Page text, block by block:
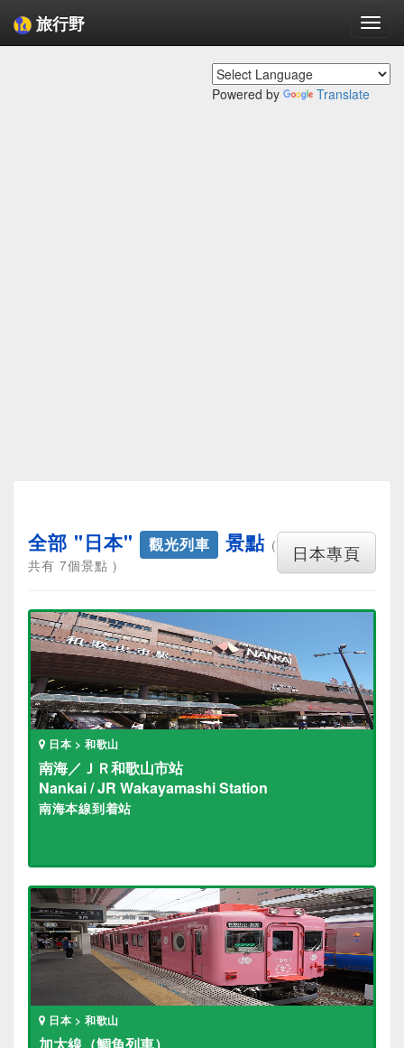
旅行野
Powered by Translate
日本專頁
全部 "日本" 觀光列車 景點 (
共有 7個景點 )
日本 > 和歌山
南海／ＪＲ和歌山市站
Nankai / JR Wakayamashi Station
南海本線到着站
日本 > 和歌山